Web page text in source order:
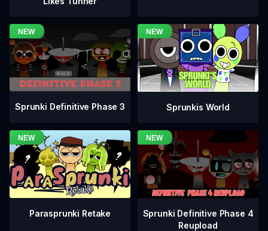
Sprunki Definitive Phase 3 Sprunkis World
Parasprunki Retake
Sprunki Definitive Phase 4
Reupload